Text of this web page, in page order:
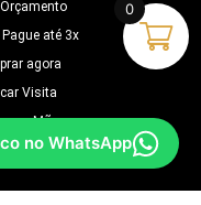
Orçamento
Pague até 3x
agora
Visita
na Mão
no WhatsApp
0